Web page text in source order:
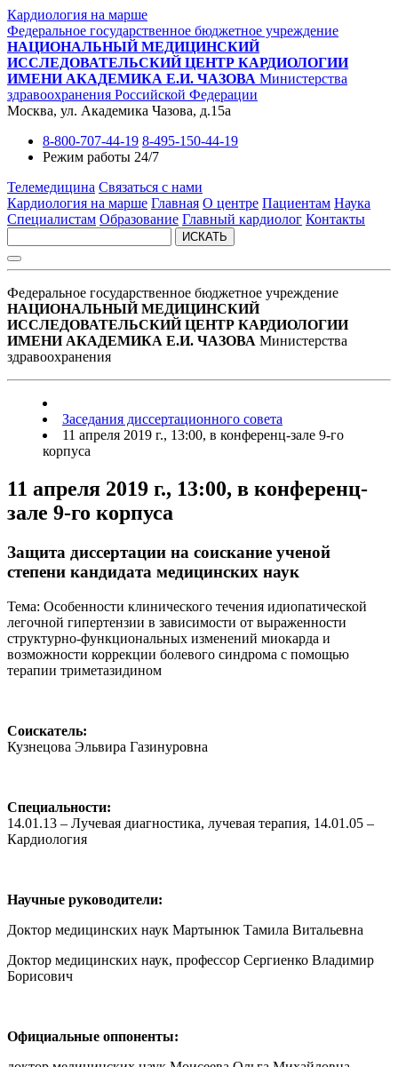
Кардиология на марше
Федеральное государственное бюджетное учреждение
НАЦИОНАЛЬНЫЙ МЕДИЦИНСКИЙ
ИССЛЕДОВАТЕЛЬСКИЙ ЦЕНТР КАРДИОЛОГИИ
ИМЕНИ АКАДЕМИКА Е.И. ЧАЗОВА Министерства
здравоохранения Российской Федерации
Москва, ул. Академика Чазова, д.15а
8-800-707-44-19 8-495-150-44-19
Режим работы 24/7
Телемедицина Связаться с нами
Кардиология на марше Главная О центре Пациентам Наука
Специалистам Образование Главный кардиолог Контакты
ИСКАТЬ
Федеральное государственное бюджетное учреждение
НАЦИОНАЛЬНЫЙ МЕДИЦИНСКИЙ
ИССЛЕДОВАТЕЛЬСКИЙ ЦЕНТР КАРДИОЛОГИИ
ИМЕНИ АКАДЕМИКА Е.И. ЧАЗОВА Министерства
здравоохранения
Заседания диссертационного совета
11 апреля 2019 г., 13:00, в конференц-зале 9-го
корпуса
11 апреля 2019 г., 13:00, в конференц-
зале 9-го корпуса
Защита диссертации на соискание ученой
степени кандидата медицинских наук
Тема: Особенности клинического течения идиопатической
легочной гипертензии в зависимости от выраженности
структурно-функциональных изменений миокарда и
возможности коррекции болевого синдрома с помощью
терапии триметазидином
Соискатель:
Кузнецова Эльвира Газинуровна
Специальности:
14.01.13 – Лучевая диагностика, лучевая терапия, 14.01.05 –
Кардиология
Научные руководители:
Доктор медицинских наук Мартынюк Тамила Витальевна
Доктор медицинских наук, профессор Сергиенко Владимир
Борисович
Официальные оппоненты: